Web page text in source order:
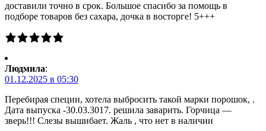
доставили точно в срок. Большое спасибо за помощь в
подборе товаров без сахара, дочка в восторге! 5+++
Людмила:
01.12.2025 в 05:30
Перебирая специи, хотела выбросить такой марки порошок, .
Дата выпуска -30.03.3017. решила заварить. Горчица —
зверь!!! Слезы вышибает. Жаль , что нет в наличии